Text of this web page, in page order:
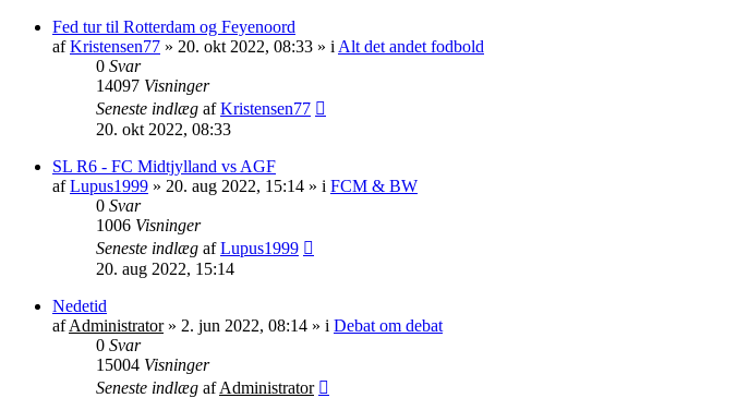
Fed tur til Rotterdam og Feyenoord
afKristensen77 » 20. okt 2022, 08:33 » i Alt det andet fodbold
0 Svar
14097 Visninger
Seneste indlæg afKristensen77
20. okt 2022, 08:33
SL R6 - FC Midtjylland vs AGF
afLupus1999 » 20. aug 2022, 15:14 » i FCM & BW
0 Svar
1006 Visninger
Seneste indlæg afLupus1999
20. aug 2022, 15:14
Nedetid
afAdministrator» 2. jun 2022, 08:14 » i Debat om debat
0 Svar
15004 Visninger
Seneste indlæg afAdministrator